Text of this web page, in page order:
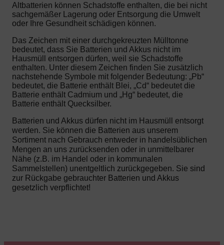
Altbatterien können Schadstoffe enthalten, die bei nicht
sachgemäßer Lagerung oder Entsorgung die Umwelt
oder Ihre Gesundheit schädigen können.
Das Zeichen mit einer durchgekreuzten Mülltonne
bedeutet, dass Sie Batterien und Akkus nicht im
Hausmüll entsorgen dürfen, weil sie Schadstoffe
enthalten. Unter diesem Zeichen finden Sie zusätzlich
nachstehende Symbole mit folgender Bedeutung: „Pb“
bedeutet, die Batterie enthält Blei, „Cd“ bedeutet die
Batterie enthält Cadmium und „Hg“ bedeutet, die
Batterie enthält Quecksilber.
Batterien und Akkus dürfen nicht im Hausmüll entsorgt
werden. Sie können die Batterien aus unserem
Sortiment nach Gebrauch entweder in handelsüblichen
Mengen an uns zurücksenden oder in unmittelbarer
Nähe (z.B. im Handel oder in kommunalen
Sammelstellen) unentgeltlich zurückgegeben. Sie sind
zur Rückgabe gebrauchter Batterien und Akkus
gesetzlich verpflichtet!